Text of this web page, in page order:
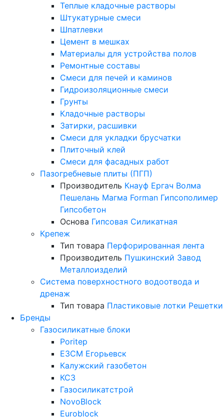
Теплые кладочные растворы
Штукатурные смеси
Шпатлевки
Цемент в мешках
Материалы для устройства полов
Ремонтные составы
Смеси для печей и каминов
Гидроизоляционные смеси
Грунты
Кладочные растворы
Затирки, расшивки
Смеси для укладки брусчатки
Плиточный клей
Смеси для фасадных работ
Пазогребневые плиты (ПГП)
Производитель Кнауф Ергач Волма
Пешелань Магма Forman Гипсополимер
Гипсобетон
Основа Гипсовая Силикатная
Крепеж
Тип товара Перфорированная лента
Производитель Пушкинский Завод
Металлоизделий
Система поверхностного водоотвода и
дренаж
Тип товара Пластиковые лотки Решетки
Бренды
Газосиликатные блоки
Poritep
ЕЗСМ Егорьевск
Калужский газобетон
КСЗ
Газосиликатстрой
NovoBlock
Euroblock